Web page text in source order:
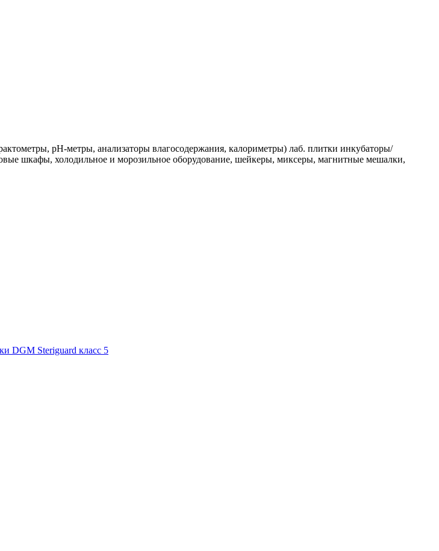
рН-метры, анализаторы влагосодержания, калориметры) лаб. плитки инкубаторы/
шкафы, холодильное и морозильное оборудование, шейкеры, миксеры, магнитные мешалки,
DGM Steriguard класс 5